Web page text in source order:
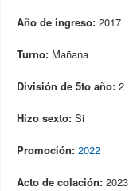
Año de ingreso: 2017
Turno: Mañana
División de 5to año: 2
Hizo sexto: Si
Promoción: 2022
Acto de colación: 2023